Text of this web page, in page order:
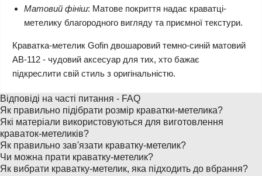
Матовий фініш: Матове покриття надає краватці-
метелику благородного вигляду та приємної текстури.
Краватка-метелик Gofin двошаровий темно-синій матовий
AB-112 - чудовий аксесуар для тих, хто бажає
підкреслити свій стиль з оригінальністю.
Відповіді на часті питання - FAQ
Як правильно підібрати розмір краватки-метелика?
Які матеріали використовуються для виготовлення
краваток-метеликів?
Як правильно зав'язати краватку-метелик?
Чи можна прати краватку-метелик?
Як вибрати краватку-метелик, яка підходить до вбрання?